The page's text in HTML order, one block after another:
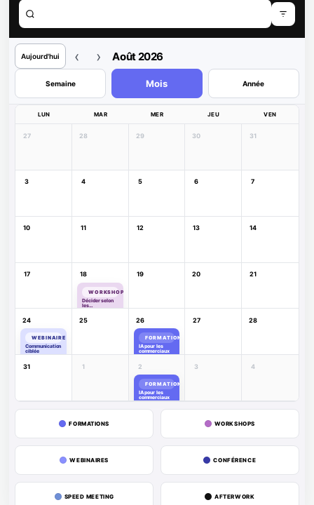
Aujourd'hui ‹ › Août 2026
Semaine Mois Année
LUN MAR MER JEU VEN
27 28 29 30 31
3 4 5 6 7
10 11 12 13 14
17 18
WORKSHOP
Décider selon
les
personnalités
19 20 21
24
WEBINAIRE
Communication
ciblée
25 26
FORMATION
IA pour les
commerciaux
27 28
31 1 2
FORMATION
IA pour les
commerciaux
3 4
FORMATIONS WORKSHOPS
WEBINAIRES CONFÉRENCE
SPEED MEETING AFTERWORK